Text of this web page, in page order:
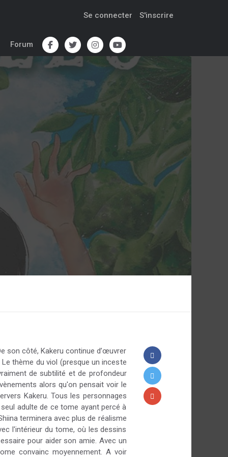
Se connecter S'inscrire
Forum
son côté, Kakeru continue d’œuvrer
thème du viol (presque un inceste
de subtilité et de profondeur
alors qu'on pensait voir le
Kakeru. Tous les personnages
adulte de ce tome ayant percé à
terminera avec plus de réalisme
l'intérieur du tome, où les dessins
pour aider son amie. Avec un
convainc moyennement. A voir